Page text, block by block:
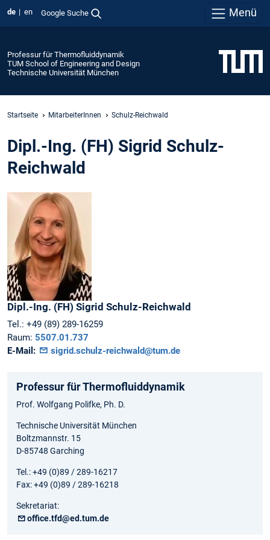
de en Google Suche Menü
Professur für Thermofluiddynamik
TUM School of Engineering and Design
Technische Universität München
Startseite MitarbeiterInnen Schulz-Reichwald
Dipl.-Ing. (FH) Sigrid Schulz-
Reichwald
Dipl.-Ing. (FH) Sigrid Schulz-Reichwald
Tel.: +49 (89) 289-16259
Raum: 5507.01.737
E-Mail:
sigrid.schulz-reichwald@tum.de
Professur für Thermofluiddynamik
Prof. Wolfgang Polifke, Ph. D.
Technische Universität München
Boltzmannstr. 15
D-85748 Garching
Tel.: +49 (0)89 / 289-16217
Fax: +49 (0)89 / 289-16218
Sekretariat:
office.tfd@ed.tum.de